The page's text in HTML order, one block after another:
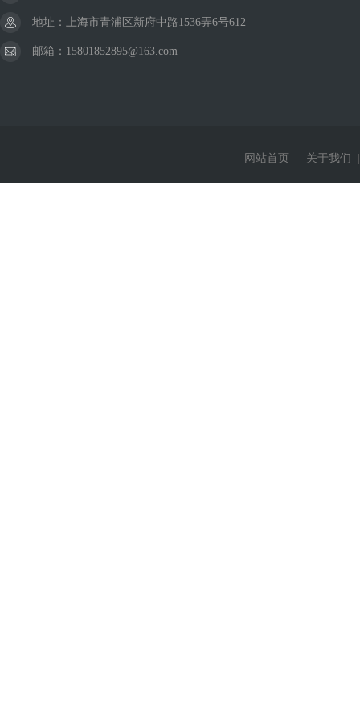
地址：上海市青浦区新府中路1536弄6号612
邮箱：15801852895@163.com
网站首页 关于我们